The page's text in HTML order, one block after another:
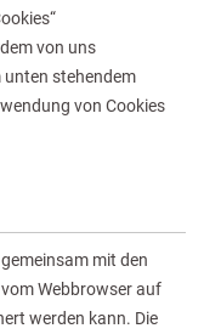
von uns
stehendem
von Cookies
mit den
Webbrowser auf
werden kann. Die